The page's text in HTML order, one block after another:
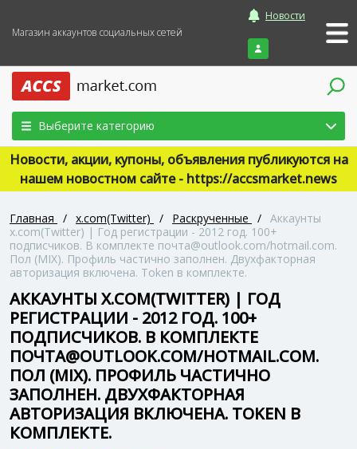
Магазин аккаунтов социальных сетей
Новости
Войти
Выберите категорию
Новости, акции, купоны, объявления публикуются на
нашем новостном сайте - https://accsmarket.news
Главная / x.com(Twitter) / Раскрученные / Аккаунты
x.com(Twitter) | Год регистрации - 2012 год. 100+
подписчиков. В комплекте почта@outlook.com/hotmail.com.
Пол (MIX). Профиль частично заполнен. Двухфакторная
авторизация включена. Token в комплекте.
АККАУНТЫ X.COM(TWITTER) | ГОД
РЕГИСТРАЦИИ - 2012 ГОД. 100+
ПОДПИСЧИКОВ. В КОМПЛЕКТЕ
ПОЧТА@OUTLOOK.COM/HOTMAIL.COM.
ПОЛ (MIX). ПРОФИЛЬ ЧАСТИЧНО
ЗАПОЛНЕН. ДВУХФАКТОРНАЯ
АВТОРИЗАЦИЯ ВКЛЮЧЕНА. TOKEN В
КОМПЛЕКТЕ.